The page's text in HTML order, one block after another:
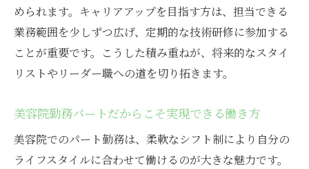
められます。キャリアアップを目指す方は、担当できる
業務範囲を少しずつ広げ、定期的な技術研修に参加する
ことが重要です。こうした積み重ねが、将来的なスタイ
リストやリーダー職への道を切り拓きます。
美容院勤務パートだからこそ実現できる働き方
美容院でのパート勤務は、柔軟なシフト制により自分の
ライフスタイルに合わせて働けるのが大きな魅力です。